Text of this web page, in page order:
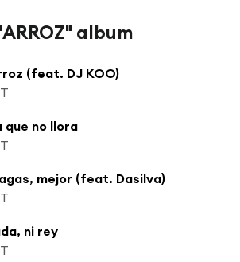
album
(feat. DJ KOO)
que no llora
mejor (feat. Dasilva)
ni rey